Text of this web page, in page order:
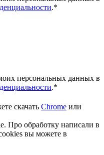
.*
персональных данных в
.*
скачать Chrome или
Про обработку написали в
вы можете в